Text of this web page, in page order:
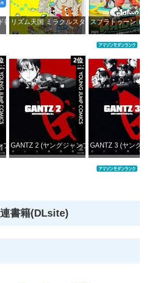
番号 5000円|オンラインコード版
リズム天国 ミラクルスターズ -Switch
スプラトゥーン レ
コミックスDIGITAL)
2位
GANTZ 2 (ヤングジャンプコミックス
GANTZ 3 (ヤング
書籍(DLsite)